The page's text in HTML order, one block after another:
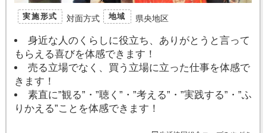
実施形式 対面方式 地域 県央地区
身近な人のくらしに役立ち、ありがとうと言って
もらえる喜びを体感できます！
売る立場でなく、買う立場に立った仕事を体感で
きます！
素直に”観る”・”聴く”・”考える”・”実践する”・”ふ
りかえる”ことを体感できます！